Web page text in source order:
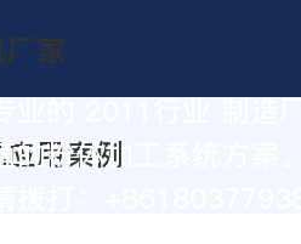
的粉体加工系统方案